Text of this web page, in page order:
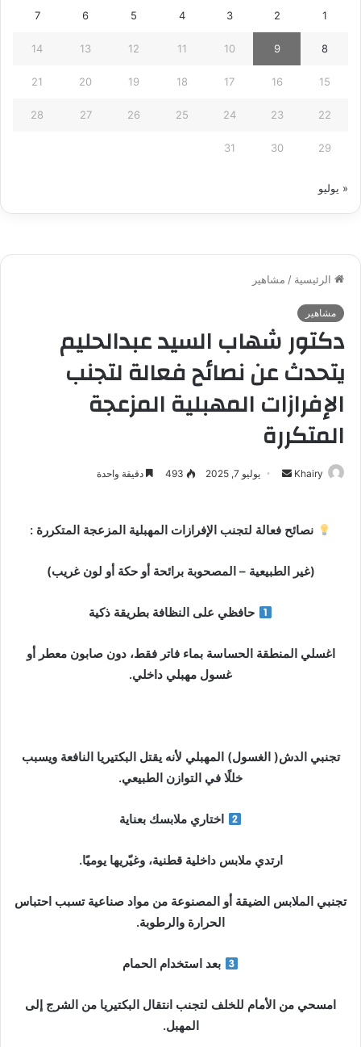
1
2
3
4
5
6
7
8
9
10
11
12
13
14
15
16
17
18
19
20
21
22
23
24
25
26
27
28
29
30
31
« يوليو